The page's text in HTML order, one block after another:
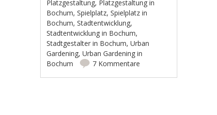
Platzgestaltung, Platzgestaltung in
Bochum,Spielplatz,Spielplatz in
Bochum,Stadtentwicklung,
Stadtentwicklung in Bochum,
Stadtgestalter in Bochum,Urban
Gardening,Urban Gardening in
Bochum
7 Kommentare